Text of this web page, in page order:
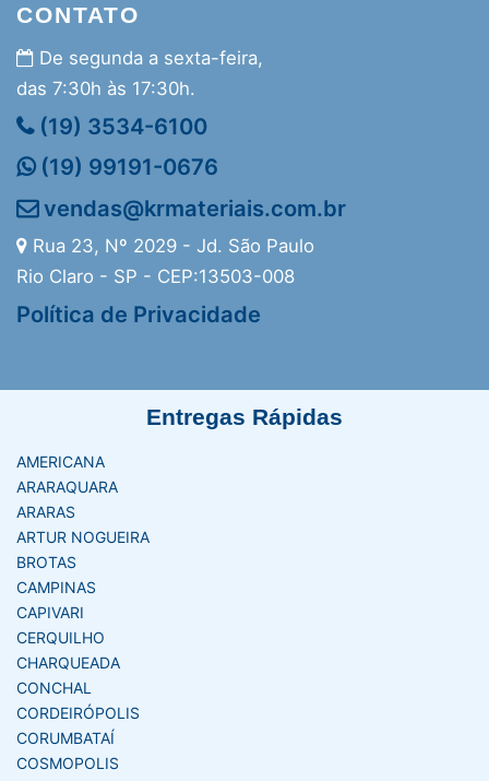
CONTATO
De segunda a sexta-feira,
das 7:30h às 17:30h.
(19) 3534-6100
(19) 99191-0676
vendas@krmateriais.com.br
Rua 23, Nº 2029 - Jd. São Paulo
Rio Claro - SP - CEP:13503-008
Política de Privacidade
Entregas Rápidas
AMERICANA
ARARAQUARA
ARARAS
ARTUR NOGUEIRA
BROTAS
CAMPINAS
CAPIVARI
CERQUILHO
CHARQUEADA
CONCHAL
CORDEIRÓPOLIS
CORUMBATAÍ
COSMOPOLIS